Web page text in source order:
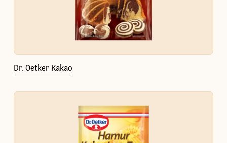
Dr. Oetker Kakao